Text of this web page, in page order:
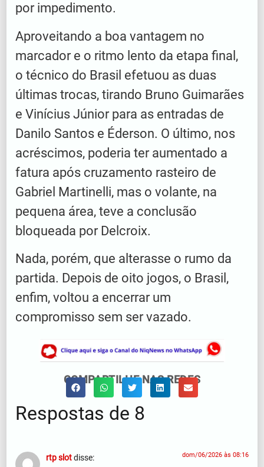
por impedimento.
Aproveitando a boa vantagem no
marcador e o ritmo lento da etapa final,
o técnico do Brasil efetuou as duas
últimas trocas, tirando Bruno Guimarães
e Vinícius Júnior para as entradas de
Danilo Santos e Éderson. O último, nos
acréscimos, poderia ter aumentado a
fatura após cruzamento rasteiro de
Gabriel Martinelli, mas o volante, na
pequena área, teve a conclusão
bloqueada por Delcroix.
Nada, porém, que alterasse o rumo da
partida. Depois de oito jogos, o Brasil,
enfim, voltou a encerrar um
compromisso sem ser vazado.
COMPARTILHE NAS REDES
Respostas de 8
rtp slotdisse: dom/06/2026 às 08:16